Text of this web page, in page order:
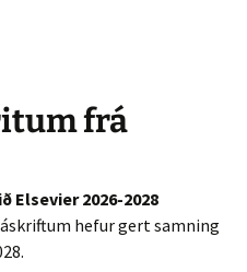
frá
Elsevier 2026-2028
hefur gert samning